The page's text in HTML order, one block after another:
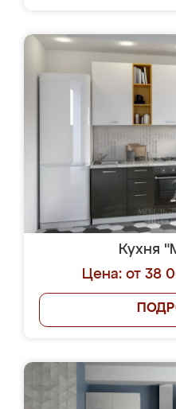
Кухня
Цена: от 38